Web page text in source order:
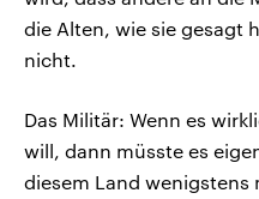
die Alten, wie sie gesagt
nicht.
Das Militär: Wenn es
will, dann müsste es
diesem Land wenigstens